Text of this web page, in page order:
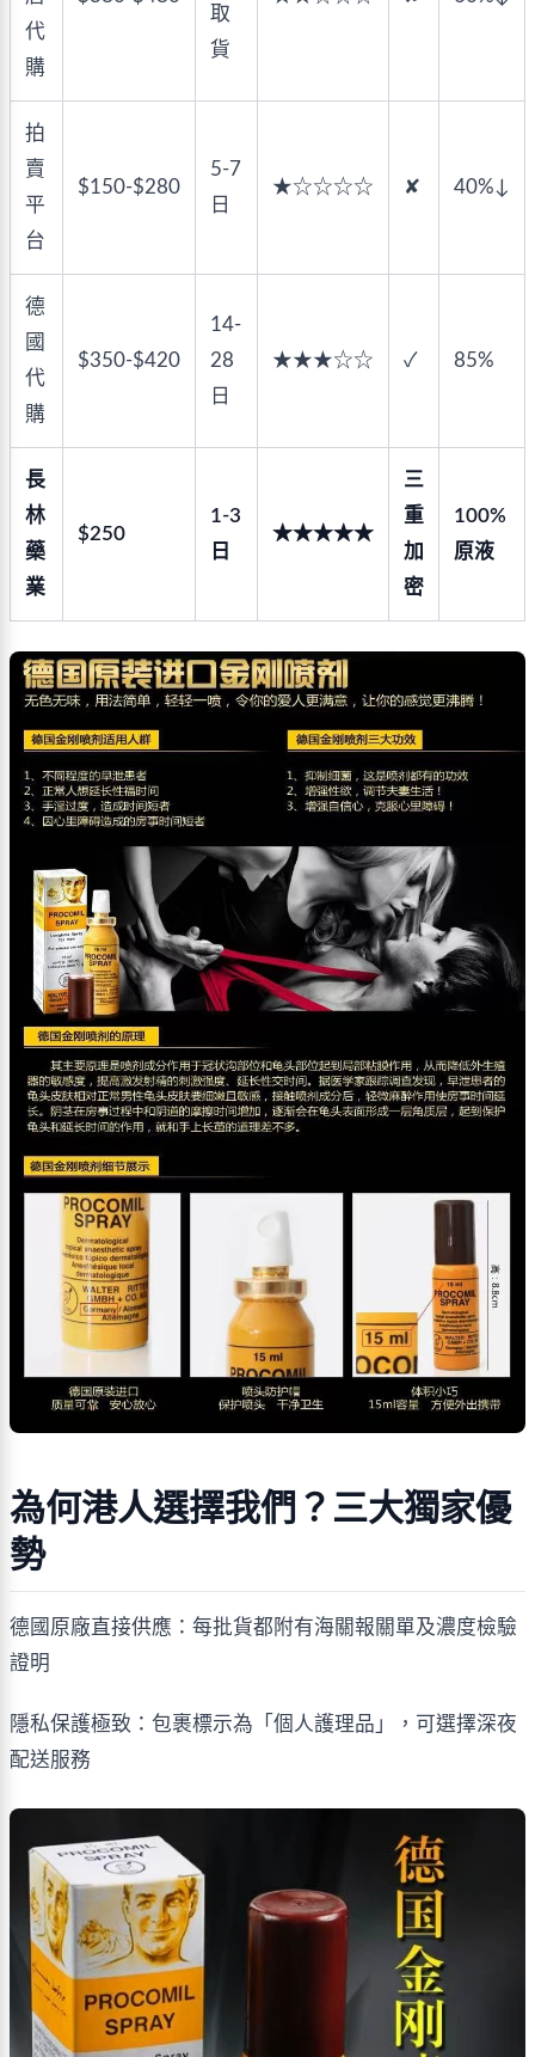
代
購
取
貨
拍
賣
平
台
$150-$280
5-7
日
★☆☆☆☆ ✘ 40%↓
德
國
代
購
$350-$420
14-
28
日
★★★☆☆ ✓ 85%
長
林
藥
業
$250
1-3
日
★★★★★
三
重
加
密
100%
原液
為何港人選擇我們？三大獨家優
勢
德國原廠直接供應：每批貨都附有海關報關單及濃度檢驗
證明
隱私保護極致：包裹標示為「個人護理品」，可選擇深夜
配送服務